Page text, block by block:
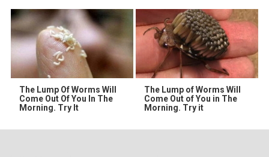
The Lump Of Worms Will
Come Out Of You In The
Morning. Try It
The Lump of Worms Will
Come Out of You in The
Morning. Try it